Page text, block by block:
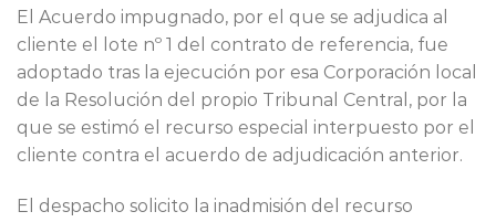
El Acuerdo impugnado, por el que se adjudica al
cliente el lote nº 1 del contrato de referencia, fue
adoptado tras la ejecución por esa Corporación local
de la Resolución del propio Tribunal Central, por la
que se estimó el recurso especial interpuesto por el
cliente contra el acuerdo de adjudicación anterior.
El despacho solicito la inadmisión del recurso